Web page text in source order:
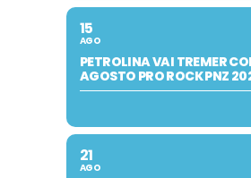
15
AGO
PETROLINA VAI TREMER
AGOSTO PRO ROCK PNZ
21
AGO